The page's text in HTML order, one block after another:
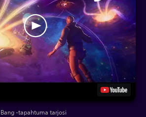
-tapahtuma tarjosi